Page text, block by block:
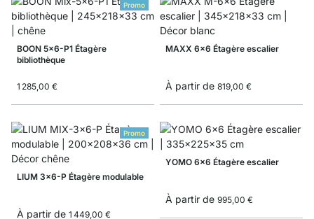
Promo
BOON 5x6-P1 Étagère
bibliothèque
1 285,00 €
MAXX 6x6 Étagère escalier
À partir de 819,00 €
Promo
LIUM 3x6-P Étagère modulable
À partir de 1 449,00 €
YOMO 6x6 Étagère escalier
À partir de 995,00 €